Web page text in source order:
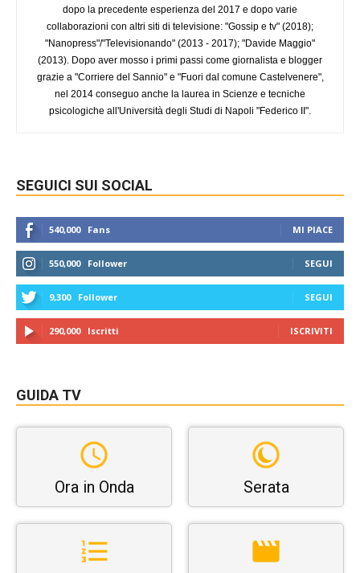
dopo la precedente esperienza del 2017 e dopo varie
collaborazioni con altri siti di televisione: "Gossip e tv" (2018);
"Nanopress"/"Televisionando" (2013 - 2017); "Davide Maggio"
(2013). Dopo aver mosso i primi passi come giornalista e blogger
grazie a "Corriere del Sannio" e "Fuori dal comune Castelvenere",
nel 2014 conseguo anche la laurea in Scienze e tecniche
psicologiche all'Università degli Studi di Napoli "Federico II".
SEGUICI SUI SOCIAL
540,000 Fans MI PIACE
550,000 Follower SEGUI
9,300 Follower SEGUI
290,000 Iscritti ISCRIVITI
GUIDA TV
Ora in Onda Serata